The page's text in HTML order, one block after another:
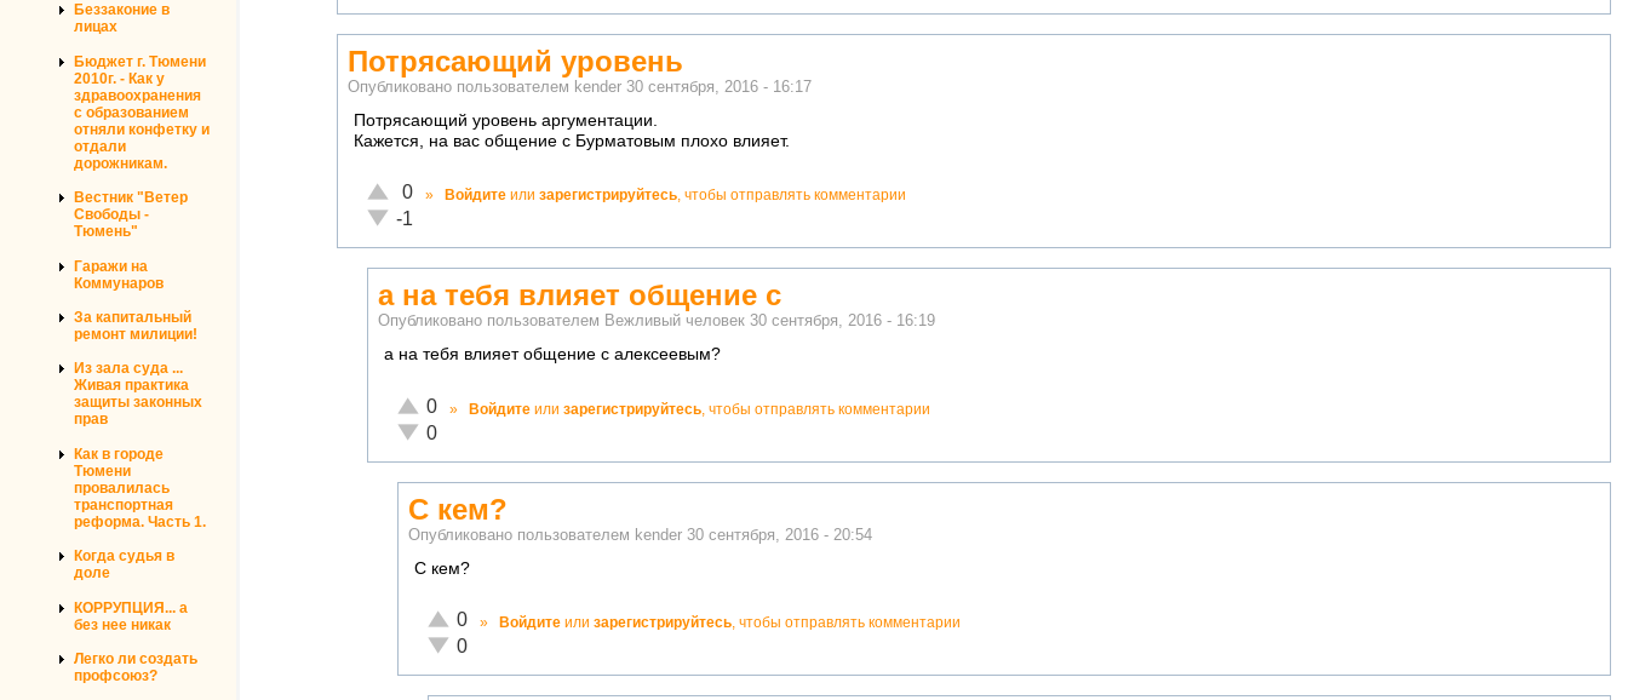
Беззаконие в
лицах
Бюджет г. Тюмени
2010г. - Как у
здравоохранения
с образованием
отняли конфетку и
отдали
дорожникам.
Вестник "Ветер
Свободы -
Тюмень"
Гаражи на
Коммунаров
За капитальный
ремонт милиции!
Из зала суда ...
Живая практика
защиты законных
прав
Как в городе
Тюмени
провалилась
транспортная
реформа. Часть 1.
Когда судья в
доле
КОРРУПЦИЯ... а
без нее никак
Легко ли создать
профсоюз?
Потрясающий уровень
Опубликовано пользователем kender 30 сентября, 2016 - 16:17
Потрясающий уровень аргументации.
Кажется, на вас общение с Бурматовым плохо влияет.
Отлично!
0
Неадекватно!
-1
» Войдите или зарегистрируйтесь, чтобы отправлять комментарии
а на тебя влияет общение с
Опубликовано пользователем Вежливый человек 30 сентября, 2016 - 16:19
а на тебя влияет общение с алексеевым?
Отлично!
0
Неадекватно!
0
» Войдите или зарегистрируйтесь , чтобы отправлять комментарии
С кем?
Опубликовано пользователем kender 30 сентября, 2016 - 20:54
С кем?
Отлично!
0
Неадекватно!
0
» Войдите или зарегистрируйтесь, чтобы отправлять комментарии